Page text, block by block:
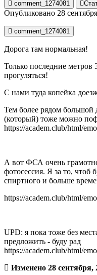
comment_1274081
Опубликовано 28
comment_1274081
Дорога там нормальная!
Только последние метров
прогуляться!
С нами туда копейка
Тем более рядом большой
(который) тоже можно
https://academ.club/html/
А вот ФСА очень
фотосессия. Я за то,
спиртного и больше
https://academ.club/html/
UPD: я пока тоже без
предложить - буду рад
https://academ.club/html/
Изменено 28 сентября,